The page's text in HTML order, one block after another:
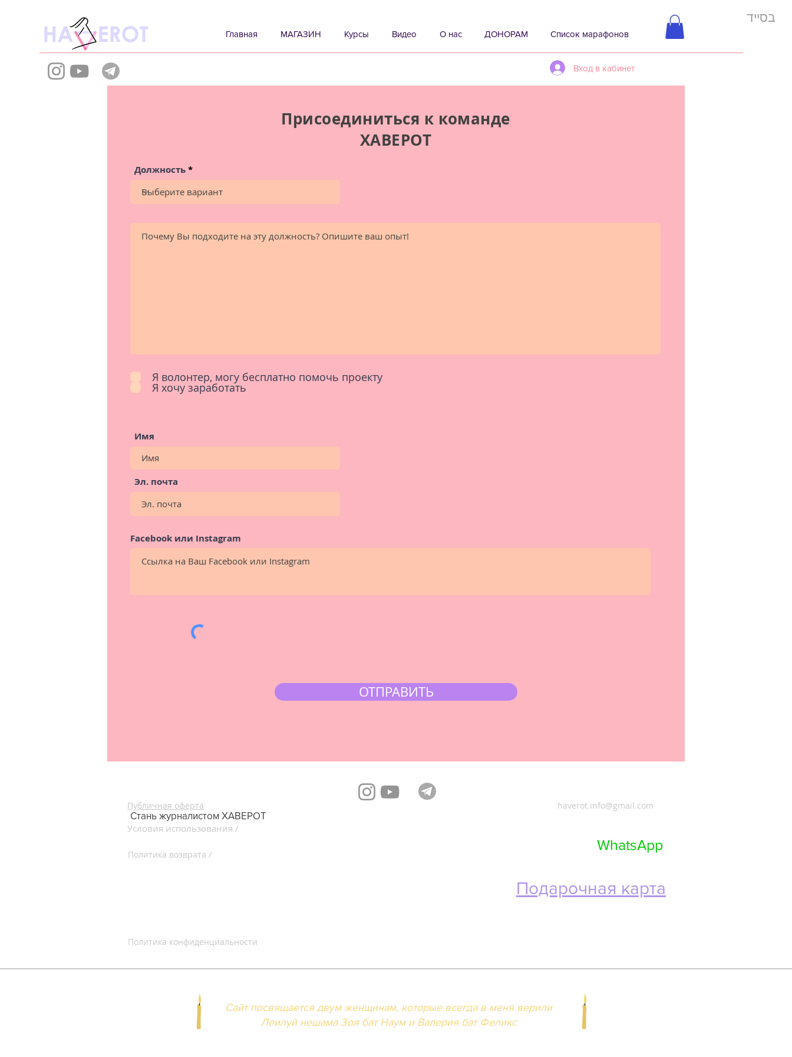
Главная МАГАЗИН Курсы Видео О нас ДОНОРАМ Список марафонов
Вход в кабинет
בסייד
Присоединиться к команде
ХАВЕРОТ
Должность
Я волонтер, могу бесплатно помочь проекту
Я хочу заработать
Имя
Эл. почта
Facebook или Instagram
ОТПРАВИТЬ
Стань журналистом ХАВЕРОТ
Публичная оферта
Условия использования /
Политика возврата /
haverot.info@gmail.com
WhatsApp
Подарочная карта
Политика конфиденциальности
Сайт посвящается двум женщинам, которые всегда в меня верили
Леилуй нешама Зоя бат Наум и Валерия бат Феликс